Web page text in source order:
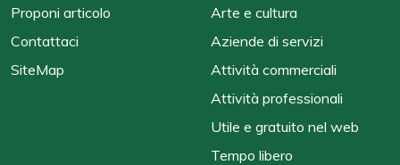
Proponi articolo
Contattaci
SiteMap
Arte e cultura
Aziende di servizi
Attività commerciali
Attività professionali
Utile e gratuito nel web
Tempo libero